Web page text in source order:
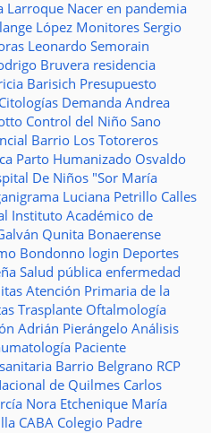
Larroque Nacer en pandemia
López Monitores Sergio
Leonardo Semorain
Bruvera residencia
Barisich Presupuesto
Citologías Demanda Andrea
Control del Niño Sano
Barrio Los Totoreros
Parto Humanizado Osvaldo
De Niños "Sor María
Luciana Petrillo Calles
Instituto Académico de
Qunita Bonaerense
Bondonno login Deportes
Salud pública enfermedad
Atención Primaria de la
Trasplante Oftalmología
Adrián Pierángelo Análisis
Paciente
Barrio Belgrano RCP
de Quilmes Carlos
Nora Etchenique María
CABA Colegio Padre